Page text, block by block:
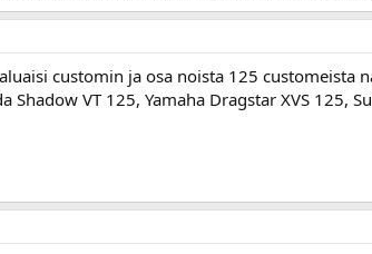
customin ja osa noista 125 customeista
VT 125, Yamaha Dragstar XVS 125,